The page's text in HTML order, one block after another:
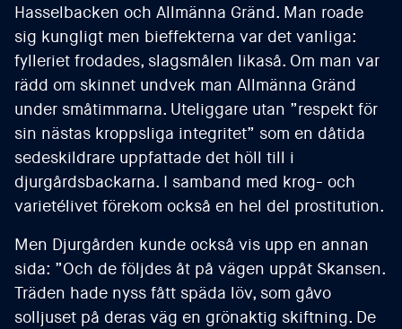
Hasselbacken och Allmänna Gränd. Man roade
sig kungligt men bieffekterna var det vanliga:
fylleriet frodades, slagsmålen likaså. Om man var
rädd om skinnet undvek man Allmänna Gränd
under småtimmarna. Uteliggare utan ”respekt för
sin nästas kroppsliga integritet” som en dåtida
sedeskildrare uppfattade det höll till i
djurgårdsbackarna. I samband med krog- och
varietélivet förekom också en hel del prostitution.
Men Djurgården kunde också vis upp en annan
sida: ”Och de följdes åt på vägen uppåt Skansen.
Träden hade nyss fått späda löv, som gåvo
solljuset på deras väg en grönaktig skiftning. De